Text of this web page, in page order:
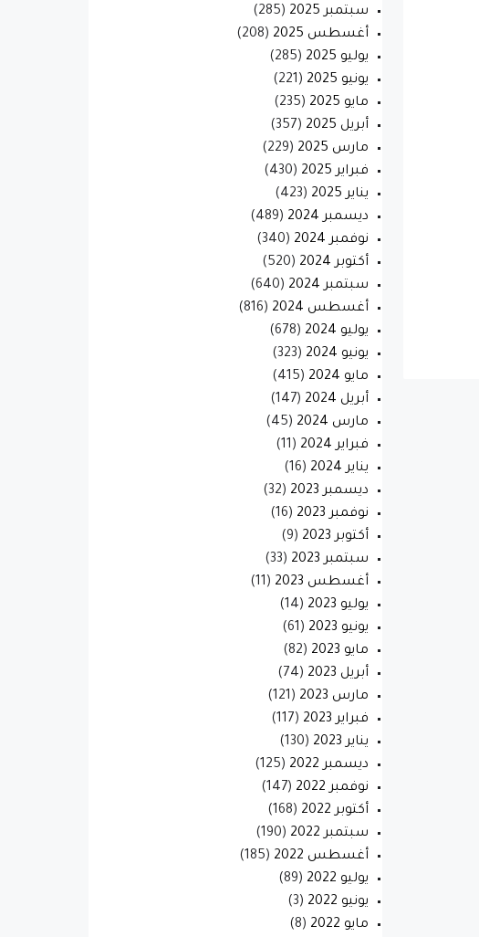
سبتمبر 2025
(285)
أغسطس 2025
(208)
يوليو 2025
(285)
يونيو 2025
(221)
مايو 2025
(235)
أبريل 2025
(357)
مارس 2025
(229)
فبراير 2025
(430)
يناير 2025
(423)
ديسمبر 2024
(489)
نوفمبر 2024
(340)
أكتوبر 2024
(520)
سبتمبر 2024
(640)
أغسطس 2024
(816)
يوليو 2024
(678)
يونيو 2024
(323)
مايو 2024
(415)
أبريل 2024
(147)
مارس 2024
(45)
فبراير 2024
(11)
يناير 2024
(16)
ديسمبر 2023
(32)
نوفمبر 2023
(16)
أكتوبر 2023
(9)
سبتمبر 2023
(33)
أغسطس 2023
(11)
يوليو 2023
(14)
يونيو 2023
(61)
مايو 2023
(82)
أبريل 2023
(74)
مارس 2023
(121)
فبراير 2023
(117)
يناير 2023
(130)
ديسمبر 2022
(125)
نوفمبر 2022
(147)
أكتوبر 2022
(168)
سبتمبر 2022
(190)
أغسطس 2022
(185)
يوليو 2022
(89)
يونيو 2022
(3)
مايو 2022
(8)